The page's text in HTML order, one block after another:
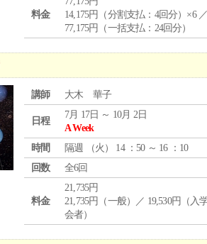
料金
14,175円（分割支払：4回分）×6
77,175円（一括支払：24回分）
講師 大木 華子
日程
7月 17日 ～ 10月 2日
A Week
時間
隔週 （火 ） 14 ：50 ～ 16 ：10
回数
全6回
料金
21,735円
21,735円（一般）／ 19,530円（入
会者）